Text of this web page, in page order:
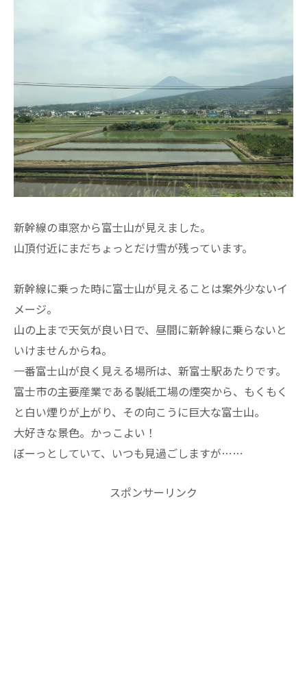
新幹線の車窓から富士山が見えました。
山頂付近にまだちょっとだけ雪が残っています。
新幹線に乗った時に富士山が見えることは案外少ないイ
メージ。
山の上まで天気が良い日で、昼間に新幹線に乗らないと
いけませんからね。
一番富士山が良く見える場所は、新富士駅あたりです。
富士市の主要産業である製紙工場の煙突から、もくもく
と白い煙りが上がり、その向こうに巨大な富士山。
大好きな景色。かっこよい！
ぼーっとしていて、いつも見過ごしますが……
スポンサーリンク